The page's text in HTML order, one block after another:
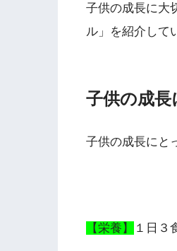
子供の成長に大
ル」を紹介して
子供の成長
子供の成長にと
【栄養】 １日３